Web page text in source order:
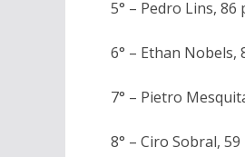
5° – Pedro Lins, 86
6° – Ethan Nobels,
7° – Pietro
8° – Ciro Sobral,